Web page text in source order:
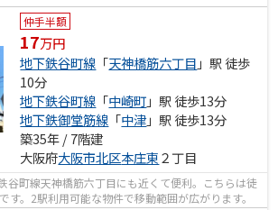
仲手半額
17万円
地下鉄谷町線 「天神橋筋六丁目 」駅 徒歩
10分
地下鉄谷町線 「中崎町」駅 徒歩13分
地下鉄御堂筋線 「中津」駅 徒歩13分
築35年 / 7階建
大阪府大阪市北区本庄東２丁目
谷町線天神橋筋六丁目にも近くて便利。こちらは徒
す。2駅利用可能な物件で移動範囲が広がります。